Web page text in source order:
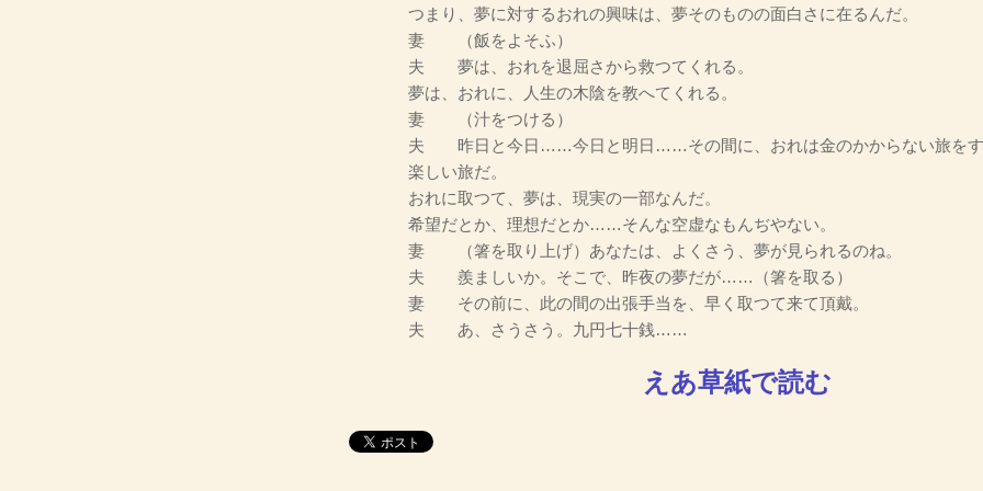
つまり、夢に対するおれの興味は、夢そのものの面白さに在るんだ。
妻 （飯をよそふ）
夫 夢は、おれを退屈さから救つてくれる。
夢は、おれに、人生の木陰を教へてくれる。
妻 （汁をつける）
夫 昨日と今日……今日と明日……その間に、おれは金のかからない旅を
楽しい旅だ。
おれに取つて、夢は、現実の一部なんだ。
希望だとか、理想だとか……そんな空虚なもんぢやない。
妻 （箸を取り上げ）あなたは、よくさう、夢が見られるのね。
夫 羨ましいか。そこで、昨夜の夢だが……（箸を取る）
妻 その前に、此の間の出張手当を、早く取つて来て頂戴。
夫 あ、さうさう。九円七十銭……
えあ草紙で読む